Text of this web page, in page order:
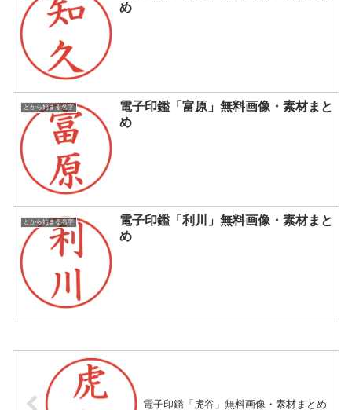
め
とから始まる名字
電子印鑑「富原」無料画像・素材まと
め
とから始まる名字
電子印鑑「利川」無料画像・素材まと
め
電子印鑑「虎谷」無料画像・素材まとめ